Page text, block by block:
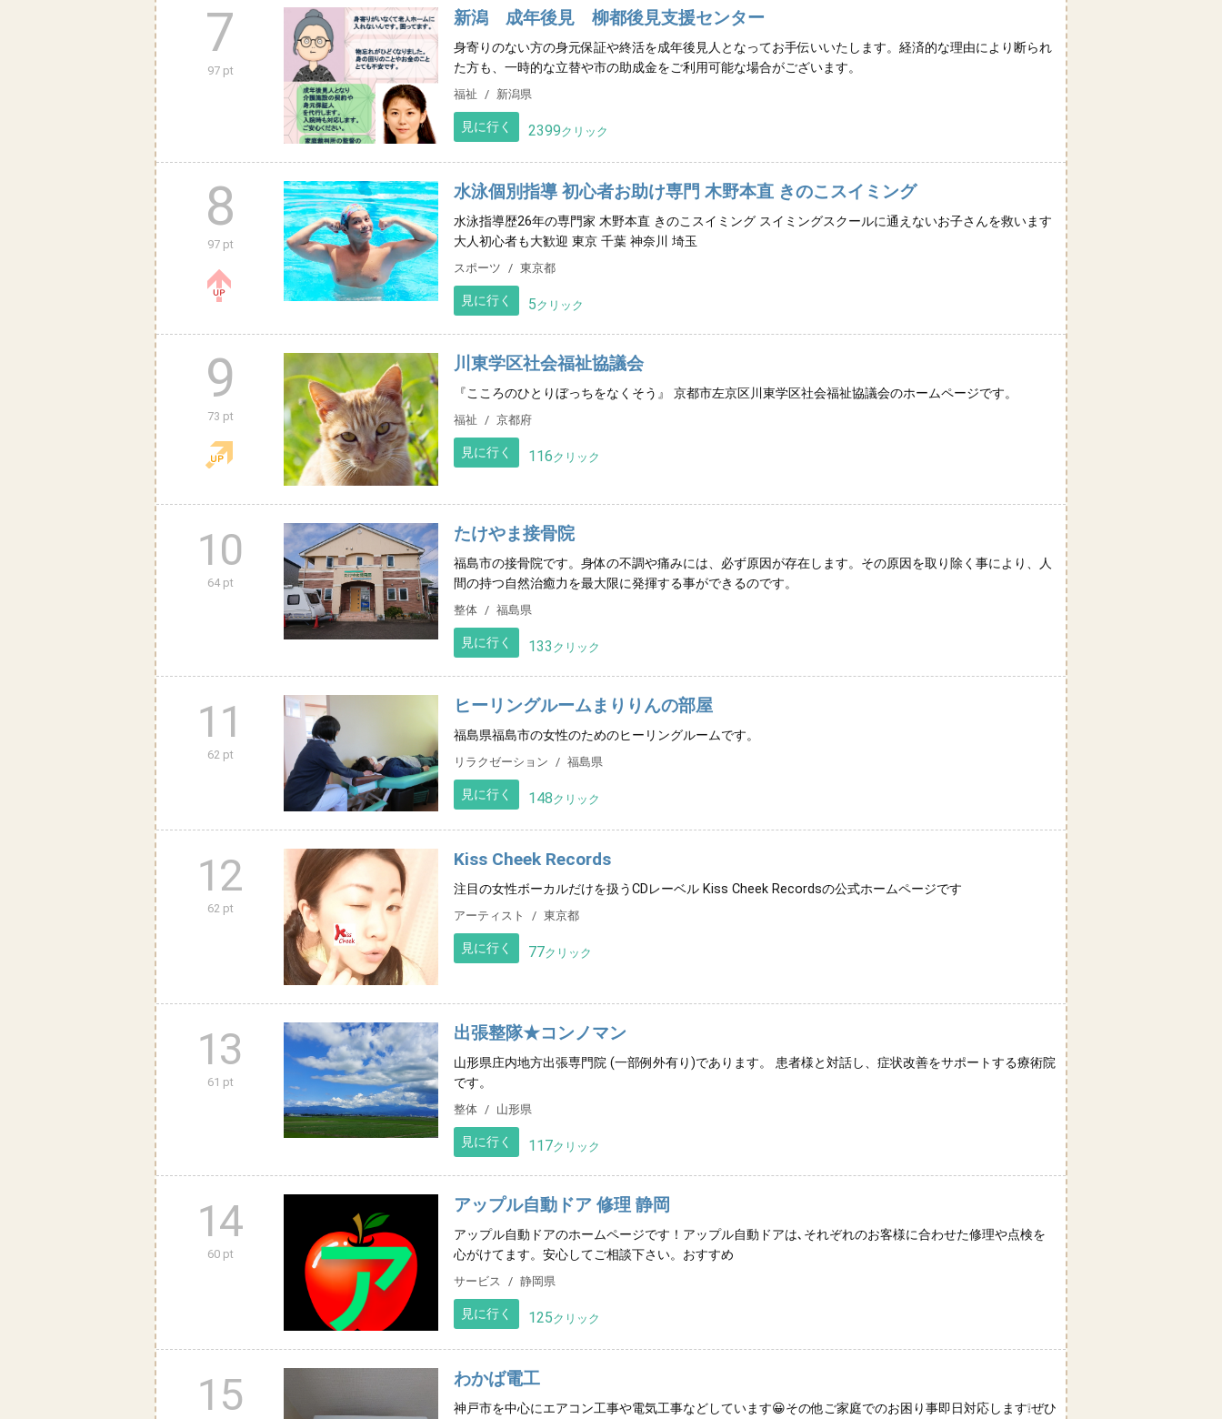
7
97 pt
新潟 成年後見 柳都後見支援センター
身寄りのない方の身元保証や終活を成年後見人となってお手伝いいたします。経済的な理由により断られ
た方も、一時的な立替や市の助成金をご利用可能な場合がございます。
福祉 新潟県
見に行く 2399クリック
8
97 pt
水泳個別指導 初心者お助け専門 木野本直 きのこスイミング
水泳指導歴26年の専門家 木野本直 きのこスイミング スイミングスクールに通えないお子さんを救います
大人初心者も大歓迎 東京 千葉 神奈川 埼玉
スポーツ 東京都
見に行く 5クリック
9
73 pt
川東学区社会福祉協議会
『こころのひとりぼっちをなくそう』 京都市左京区川東学区社会福祉協議会のホームページです。
福祉 京都府
見に行く 116クリック
10
64 pt
たけやま接骨院
福島市の接骨院です。身体の不調や痛みには、必ず原因が存在します。その原因を取り除く事により、人
間の持つ自然治癒力を最大限に発揮する事ができるのです。
整体 福島県
見に行く 133 クリック
11
62 pt
ヒーリングルームまりりんの部屋
福島県福島市の女性のためのヒーリングルームです。
リラクゼーション 福島県
見に行く 148クリック
12
62 pt
Kiss Cheek Records
注目の女性ボーカルだけを扱うCDレーベル Kiss Cheek Recordsの公式ホームページです
アーティスト 東京都
見に行く 77クリック
13
61 pt
出張整隊★コンノマン
山形県庄内地方出張専門院 (一部例外有り)であります。 患者様と対話し、症状改善をサポートする療術院
です。
整体 山形県
見に行く 117クリック
14
60 pt
アップル自動ドア 修理 静岡
アップル自動ドアのホームページです！アップル自動ドアは､それぞれのお客様に合わせた修理や点検を
心がけてます。安心してご相談下さい。おすすめ
サービス 静岡県
見に行く 125クリック
15 わかば電工
神戸市を中心にエアコン工事や電気工事などしています😀その他ご家庭でのお困り事即日対応します❕ぜひ